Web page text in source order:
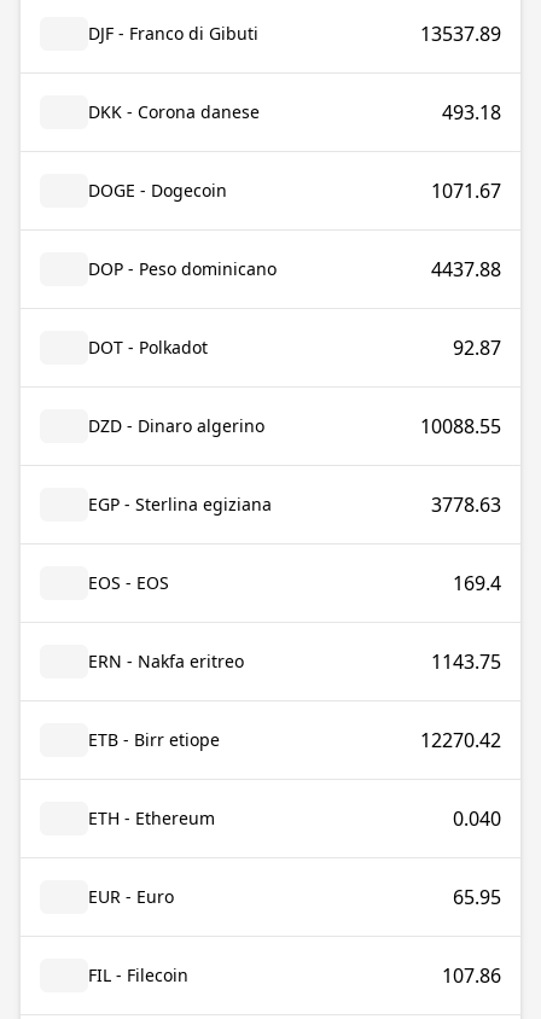
DJF - Franco di Gibuti 13537.89
DKK - Corona danese 493.18
DOGE - Dogecoin 1071.67
DOP - Peso dominicano 4437.88
DOT - Polkadot 92.87
DZD - Dinaro algerino 10088.55
EGP - Sterlina egiziana 3778.63
EOS - EOS 169.4
ERN - Nakfa eritreo 1143.75
ETB - Birr etiope 12270.42
ETH - Ethereum 0.040
EUR - Euro 65.95
FIL - Filecoin 107.86